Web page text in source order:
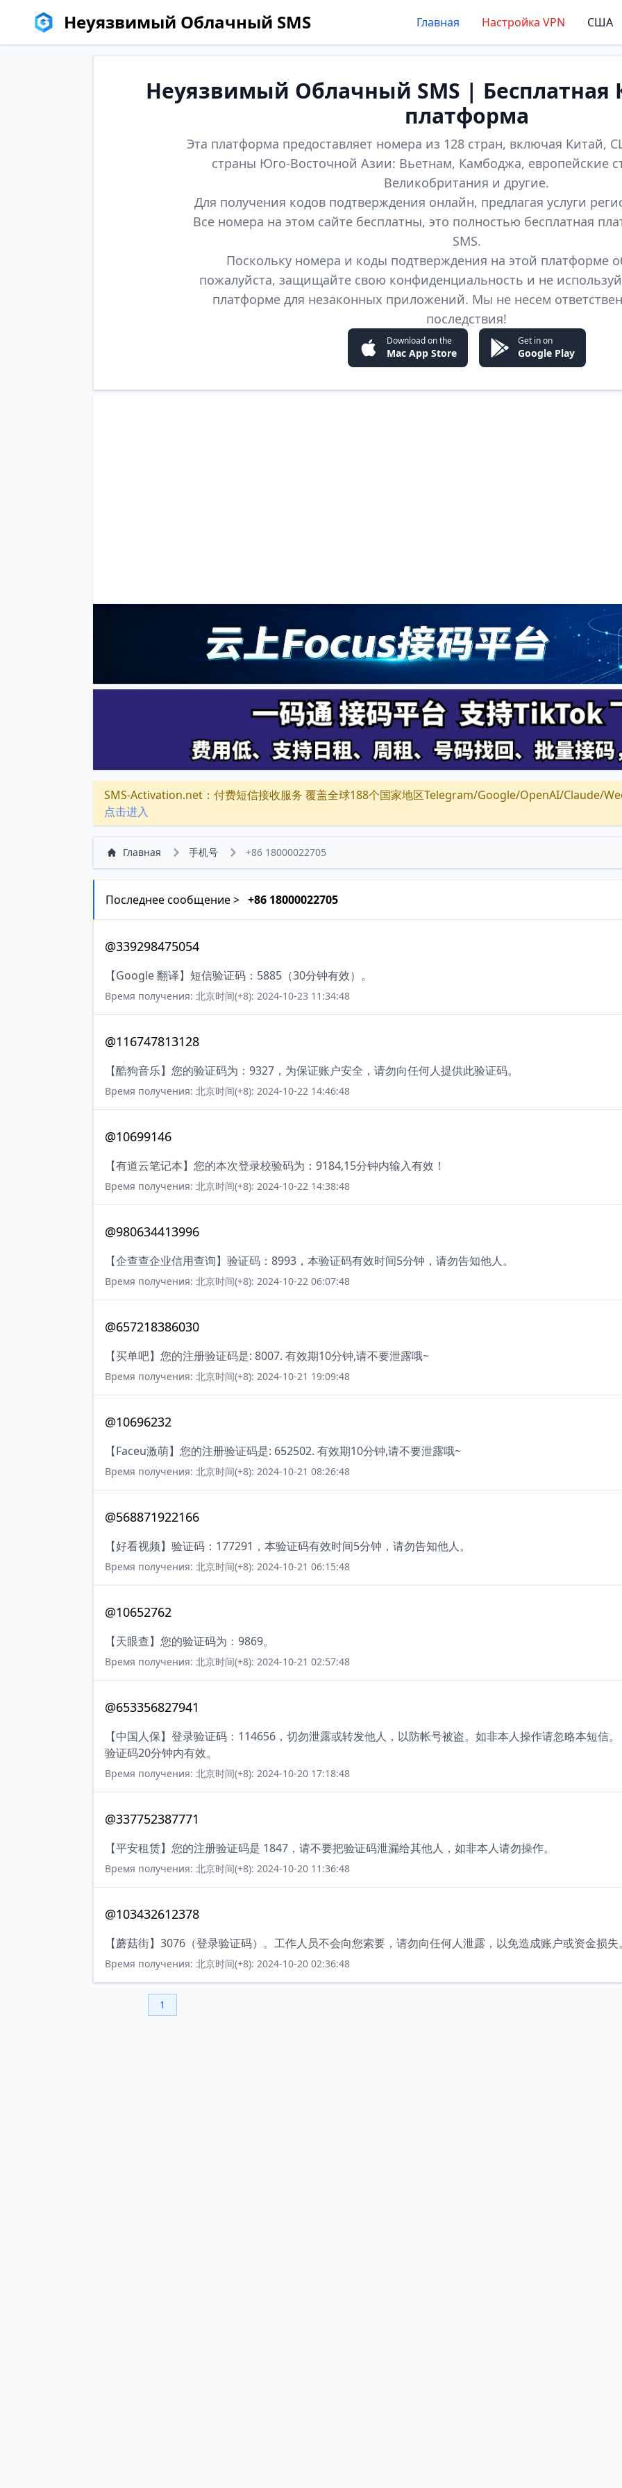
Неуязвимый Облачный SMS Главная Настройка VPN США
Неуязвимый Облачный SMS | Бесплатная
платформа
Эта платформа предоставляет номера из 128 стран, включая Китай,
страны Юго-Восточной Азии: Вьетнам, Камбоджа, европейские
Великобритания и другие.
Для получения кодов подтверждения онлайн, предлагая услуги
Все номера на этом сайте бесплатны, это полностью бесплатная
SMS.
Поскольку номера и коды подтверждения на этой платформе
пожалуйста, защищайте свою конфиденциальность и не
платформе для незаконных приложений. Мы не несем
последствия!
Download on the
Mac App Store
Get in on
Google Play
SMS-Activation.net：付费短信接收服务 覆盖全球188个国家地区Telegram/Google/OpenAI/Claude/
点击进入
Главная 手机号 +86 18000022705
Последнее сообщение > +86 18000022705
@339298475054
【Google 翻译】短信验证码：5885（30分钟有效）。
Время получения: 北京时间(+8): 2024-10-23 11:34:48
@116747813128
【酷狗音乐】您的验证码为：9327，为保证账户安全，请勿向任何人提供此验证码。
Время получения: 北京时间(+8): 2024-10-22 14:46:48
@10699146
【有道云笔记本】您的本次登录校验码为：9184,15分钟内输入有效！
Время получения: 北京时间(+8): 2024-10-22 14:38:48
@980634413996
【企查查企业信用查询】验证码：8993，本验证码有效时间5分钟，请勿告知他人。
Время получения: 北京时间(+8): 2024-10-22 06:07:48
@657218386030
【买单吧】您的注册验证码是: 8007. 有效期10分钟,请不要泄露哦~
Время получения: 北京时间(+8): 2024-10-21 19:09:48
@10696232
【Faceu激萌】您的注册验证码是: 652502. 有效期10分钟,请不要泄露哦~
Время получения: 北京时间(+8): 2024-10-21 08:26:48
@568871922166
【好看视频】验证码：177291，本验证码有效时间5分钟，请勿告知他人。
Время получения: 北京时间(+8): 2024-10-21 06:15:48
@10652762
【天眼查】您的验证码为：9869。
Время получения: 北京时间(+8): 2024-10-21 02:57:48
@653356827941
【中国人保】登录验证码：114656，切勿泄露或转发他人，以防帐号被盗。如非本人操作请忽略本短信。
验证码20分钟内有效。
Время получения: 北京时间(+8): 2024-10-20 17:18:48
@337752387771
【平安租赁】您的注册验证码是 1847，请不要把验证码泄漏给其他人，如非本人请勿操作。
Время получения: 北京时间(+8): 2024-10-20 11:36:48
@103432612378
【蘑菇街】3076（登录验证码）。工作人员不会向您索要，请勿向任何人泄露，以免造成账户或资金损失
Время получения: 北京时间(+8): 2024-10-20 02:36:48
1